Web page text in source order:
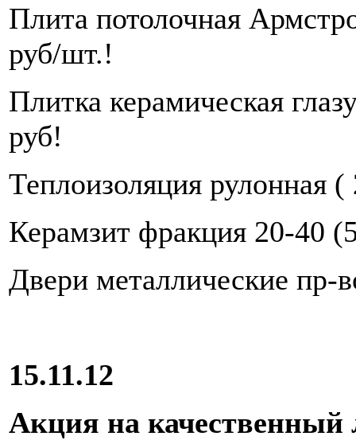
Плита потолочная
руб/шт.!
Плитка керамическая
руб!
Теплоизоляция рулонная
Керамзит фракция 20-40
Двери металлические пр-
15.11.12
Акция на качественный